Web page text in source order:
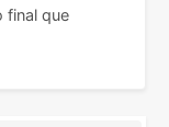
final que